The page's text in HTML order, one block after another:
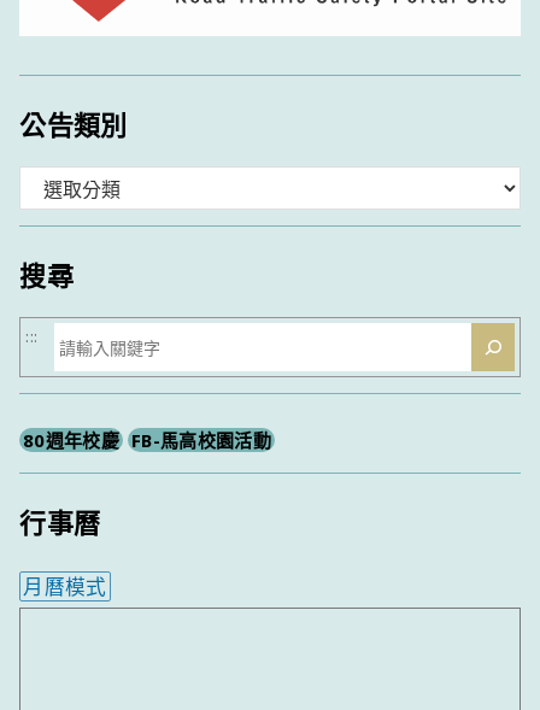
公告類別
類
搜尋
搜
尋
:::
80週年校慶 FB-馬高校園活動
行事曆
月曆模式